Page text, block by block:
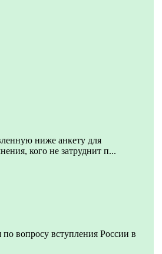
ниже анкету для
кого не затруднит п...
вопросу вступления России в